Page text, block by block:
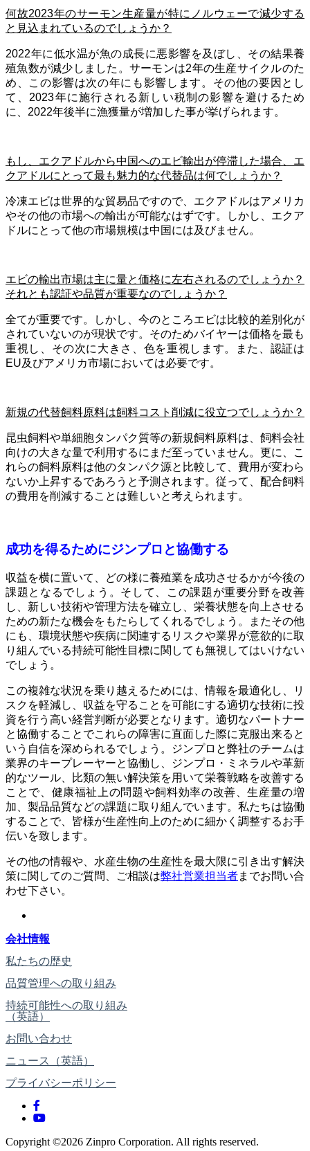
何故2023年のサーモン生産量が特にノルウェーで減少する
と見込まれているのでしょうか？
2022年に低水温が魚の成長に悪影響を及ぼし、その結果養
殖魚数が減少しました。サーモンは2年の生産サイクルのた
め、この影響は次の年にも影響します。その他の要因とし
て、2023年に施行される新しい税制の影響を避けるため
に、2022年後半に漁獲量が増加した事が挙げられます。
もし、エクアドルから中国へのエビ輸出が停滞した場合、エ
クアドルにとって最も魅力的な代替品は何でしょうか？
冷凍エビは世界的な貿易品ですので、エクアドルはアメリカ
やその他の市場への輸出が可能なはずです。しかし、エクア
ドルにとって他の市場規模は中国には及びません。
エビの輸出市場は主に量と価格に左右されるのでしょうか？
それとも認証や品質が重要なのでしょうか？
全てが重要です。しかし、今のところエビは比較的差別化が
されていないのが現状です。そのためバイヤーは価格を最も
重視し、その次に大きさ、色を重視します。また、認証は
EU及びアメリカ市場においては必要です。
新規の代替飼料原料は飼料コスト削減に役立つでしょうか？
昆虫飼料や単細胞タンパク質等の新規飼料原料は、飼料会社
向けの大きな量で利用するにまだ至っていません。更に、こ
れらの飼料原料は他のタンパク源と比較して、費用が変わら
ないか上昇するであろうと予測されます。従って、配合飼料
の費用を削減することは難しいと考えられます。
成功を得るためにジンプロと協働する
収益を横に置いて、どの様に養殖業を成功させるかが今後の
課題となるでしょう。そして、この課題が重要分野を改善
し、新しい技術や管理方法を確立し、栄養状態を向上させる
ための新たな機会をもたらしてくれるでしょう。またその他
にも、環境状態や疾病に関連するリスクや業界が意欲的に取
り組んでいる持続可能性目標に関しても無視してはいけない
でしょう。
この複雑な状況を乗り越えるためには、情報を最適化し、リ
スクを軽減し、収益を守ることを可能にする適切な技術に投
資を行う高い経営判断が必要となります。適切なパートナー
と協働することでこれらの障害に直面した際に克服出来ると
いう自信を深められるでしょう。ジンプロと弊社のチームは
業界のキープレーヤーと協働し、ジンプロ・ミネラルや革新
的なツール、比類の無い解決策を用いて栄養戦略を改善する
ことで、健康福祉上の問題や飼料効率の改善、生産量の増
加、製品品質などの課題に取り組んでいます。私たちは協働
することで、皆様が生産性向上のために細かく調整するお手
伝いを致します。
その他の情報や、水産生物の生産性を最大限に引き出す解決
策に関してのご質問、ご相談は弊社営業担当者までお問い合
わせ下さい。
会社情報
私たちの歴史
品質管理への取り組み
持続可能性への取り組み
（英語）
お問い合わせ
ニュース（英語）
プライバシーポリシー
Copyright ©2026 Zinpro Corporation. All rights reserved.